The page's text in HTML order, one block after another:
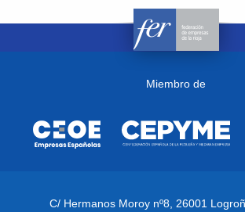
Miembro de
C/ Hermanos Moroy nº8, 26001